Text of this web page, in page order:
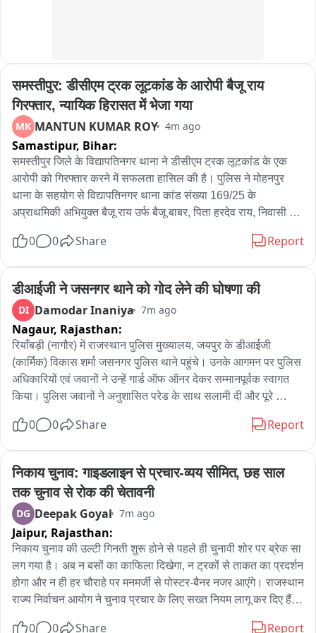
समस्तीपुर: डीसीएम ट्रक लूटकांड के आरोपी बैजू राय
गिरफ्तार, न्यायिक हिरासत में भेजा गया
MK MANTUN KUMAR ROY 4m ago
Samastipur, Bihar:
समस्तीपुर जिले के विद्यापतिनगर थाना ने डीसीएम ट्रक लूटकांड के एक
आरोपी को गिरफ्तार करने में सफलता हासिल की है। पुलिस ने मोहनपुर
थाना के सहयोग से विद्यापतिनगर थाना कांड संख्या 169/25 के
अप्राथमिकी अभियुक्त बैजू राय उर्फ बैजू बाबर, पिता हरदेव राय, निवासी
पुलिस के अनुसार गिरफ्तार अभियुक्त 9 नवंबर 2025 को हुए डीसीएम ट्रक
आधार पर विद्यापतिनगर थाना एवं मोहनपुर थाना की संयुक्त कार्रवाई में उसे
गिरफ्तार किया गया। घटना के संबंध में सर्किल इंस्पेक्टर पिंकी प्रसाद का
कहना है कि गिरफ्तार अभियुक्त को न्यायिक हिरासत में जेल भेज दिया गया
है।
0 0 Share Report
डीआईजी ने जसनगर थाने को गोद लेने की घोषणा की
DI Damodar Inaniya 7m ago
Nagaur, Rajasthan:
रियाँबड़ी (नागौर) में राजस्थान पुलिस मुख्यालय, जयपुर के डीआईजी
(कार्मिक) विकास शर्मा जसनगर पुलिस थाने पहुंचे। उनके आगमन पर पुलिस
अधिकारियों एवं जवानों ने उन्हें गार्ड ऑफ ऑनर देकर सम्मानपूर्वक स्वागत
किया। पुलिस जवानों ने अनुशासित परेड के साथ सलामी दी और पूरे
की घोषणा की। उन्होंने कहा कि थाने को आधुनिक सुविधाओं से सुसज्जित
कर एक आदर्श पुलिस थाना बनाया जाएगा। साथ ही पुलिसकर्मियों के लिए
बेहतर कार्य वातावरण और आमजन को अधिक सुविधाजनक एवं पारदर्शी
पुलिस सेवाएं उपलब्ध कराने पर जोर दिया। उन्होंने कहा कि पुलिस और
जनता के बीच विश्वास एवं समन्वय को मजबूत करना समय की आवश्यकता
है।
इस दौरान मेड़ता पुलिस उपाधीक्षक (डीवाईएसपी) रामकरण सिंह मलिंडा,
जसनगर थाना प्रभारी भारमल चौधरी सहित पुलिस विभाग के अन्य अधिकारी
0 0 Share Report
निकाय चुनाव: गाइडलाइन से प्रचार-व्यय सीमित, छह साल
तक चुनाव से रोक की चेतावनी
DG Deepak Goyal 7m ago
Jaipur, Rajasthan:
निकाय चुनाव की उल्टी गिनती शुरू होने से पहले ही चुनावी शोर पर ब्रेक सा
लग गया है। अब न बसों का काफिला दिखेगा, न ट्रकों से ताकत का प्रदर्शन
होगा और न ही हर चौराहे पर मनमर्जी से पोस्टर-बैनर नजर आएंगे। राजस्थान
राज्य निर्वाचन आयोग ने चुनाव प्रचार के लिए सख्त नियम लागू कर दिए हैं।
0 0 Share Report